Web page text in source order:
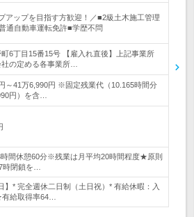
アップを目指す方歓迎！／■2級土木施工管理
通自動車運転免許■学歴不問
6丁目15番15号 【雇入れ直後】上記事業所
社の定める各事業所…
～41万6,990円 ※固定残業代（10.165時間分
円）を含…
時間休憩60分※残業は月平均20時間程度★原則
時閉鎖を…
】* 完全週休二日制（土日祝）* 有給休暇：入
給取得率64…